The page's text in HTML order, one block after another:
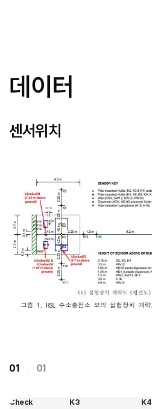
데이터
센서위치
01 01
Check K3 K4